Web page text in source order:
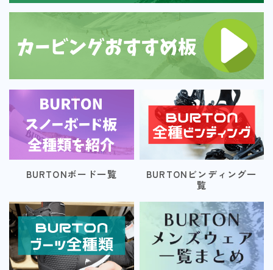
BURTONボード一覧
BURTONビンディング一
覧